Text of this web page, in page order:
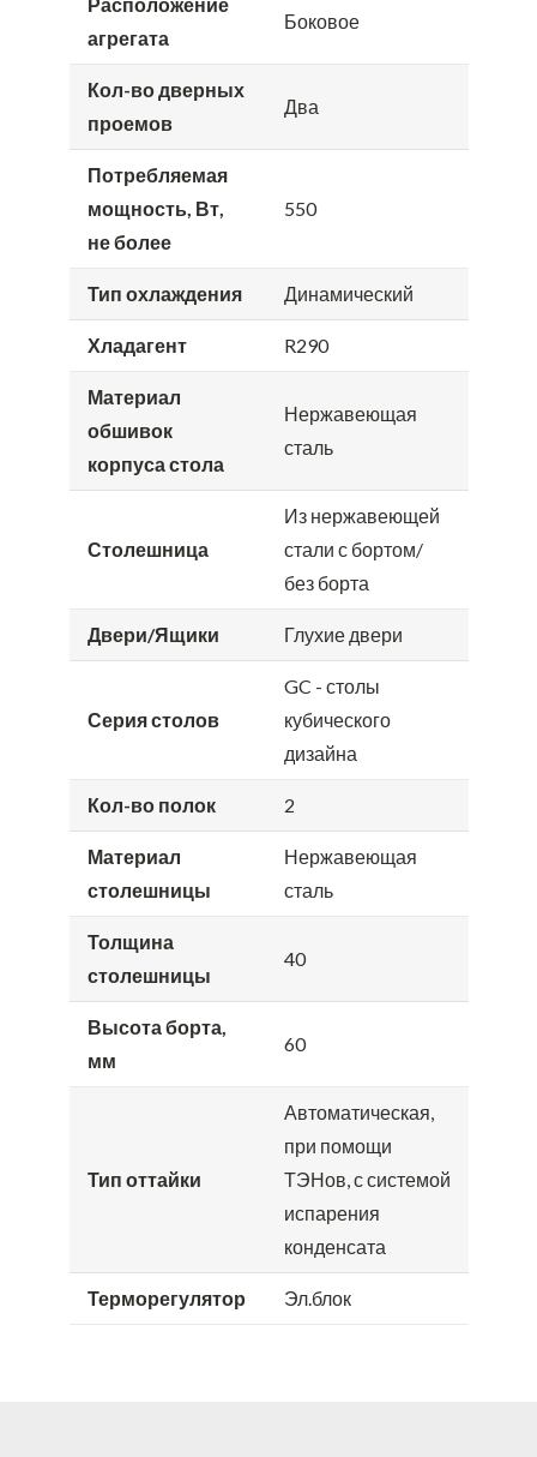
агрегата
Боковое
Кол-во дверных
проемов
Два
Потребляемая
мощность, Вт,
не более
550
Тип охлаждения Динамический
Хладагент R290
Материал
обшивок
корпуса стола
Нержавеющая
сталь
Столешница
Из нержавеющей
стали с бортом/
без борта
Двери/Ящики Глухие двери
Серия столов
GC - столы
кубического
дизайна
Кол-во полок 2
Материал
столешницы
Нержавеющая
сталь
Толщина
столешницы
40
Высота борта,
мм
60
Тип оттайки
Автоматическая,
при помощи
ТЭНов, с системой
испарения
конденсата
Терморегулятор Эл.блок